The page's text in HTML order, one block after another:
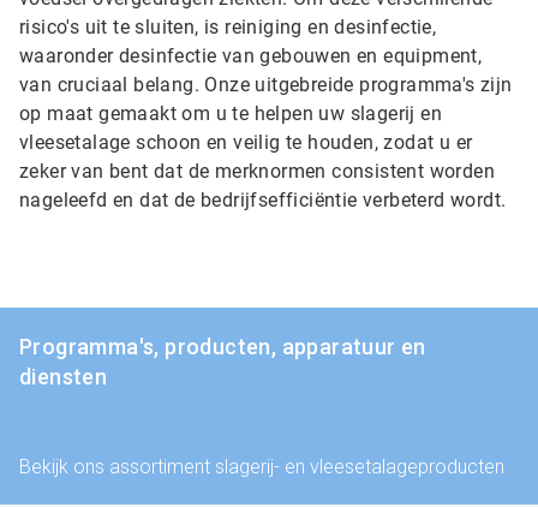
risico's uit te sluiten, is reiniging en desinfectie,
waaronder desinfectie van gebouwen en equipment,
van cruciaal belang. Onze uitgebreide programma's zijn
op maat gemaakt om u te helpen uw slagerij en
vleesetalage schoon en veilig te houden, zodat u er
zeker van bent dat de merknormen consistent worden
nageleefd en dat de bedrijfsefficiëntie verbeterd wordt.
Programma's, producten, apparatuur en
diensten
Bekijk ons assortiment slagerij- en vleesetalageproducten